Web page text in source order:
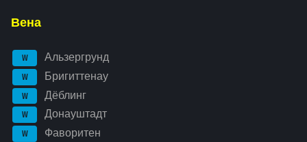
Вена
W Альзергрунд
W Бригиттенау
W Дёблинг
W Донауштадт
W Фаворитен